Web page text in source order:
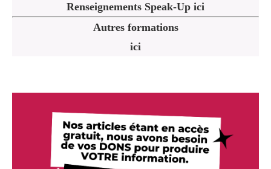
Renseignements Speak-Up ici
Autres formations
ici